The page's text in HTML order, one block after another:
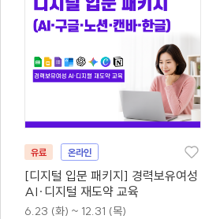
유료 온라인
[디지털 입문 패키지] 경력보유여성
AI·디지털 재도약 교육
6.23 (화) ~ 12.31 (목)